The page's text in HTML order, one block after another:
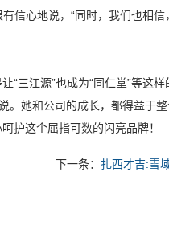
信心地说，“同时，我们也相
三江源”也成为“同仁堂”等这
。她和公司的成长，都得益于
护这个屈指可数的闪亮品牌！
下一条： 扎西才吉:雪